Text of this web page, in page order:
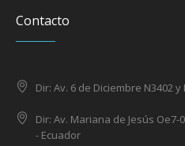
Contacto
Dir: Av. 6 de Diciembre N3402
Dir: Av. Mariana de Jesús
- Ecuador